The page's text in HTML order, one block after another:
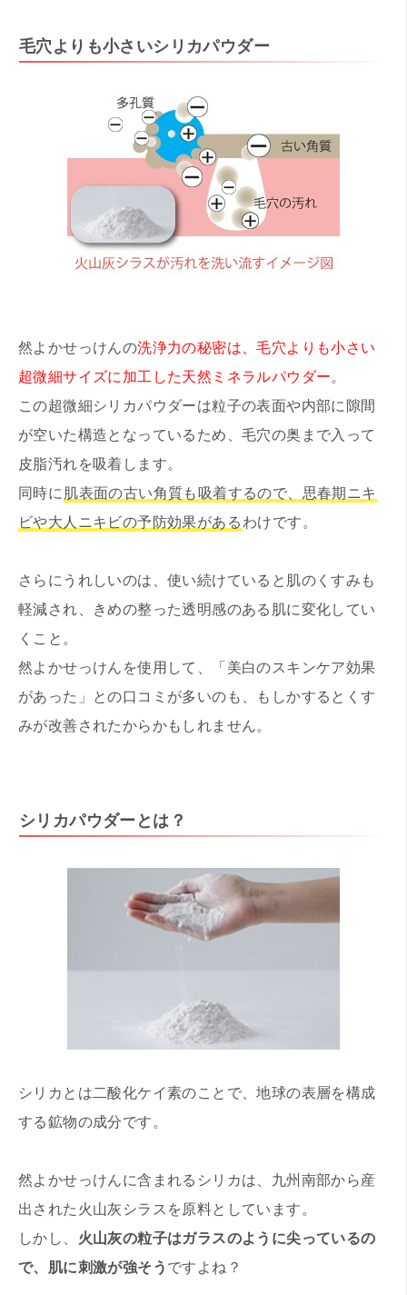
毛穴よりも小さいシリカパウダー
然よかせっけんの洗浄力の秘密は、毛穴よりも小さい
超微細サイズに加工した天然ミネラルパウダー。
この超微細シリカパウダーは粒子の表面や内部に隙間
が空いた構造となっているため、毛穴の奥まで入って
皮脂汚れを吸着します。
同時に 肌表面の古い角質も吸着するので、思春期ニキ
ビや大人ニキビの予防効果がある わけです。
さらにうれしいのは、使い続けていると肌のくすみも
軽減され、きめの整った透明感のある肌に変化してい
くこと。
然よかせっけんを使用して、「美白のスキンケア効果
があった」との口コミが多いのも、もしかするとくす
みが改善されたからかもしれません。
シリカパウダーとは？
シリカとは二酸化ケイ素のことで、地球の表層を構成
する鉱物の成分です。
然よかせっけんに含まれるシリカは、九州南部から産
出された火山灰シラスを原料としています。
しかし、 火山灰の粒子はガラスのように尖っているの
で、肌に刺激が強そう ですよね？